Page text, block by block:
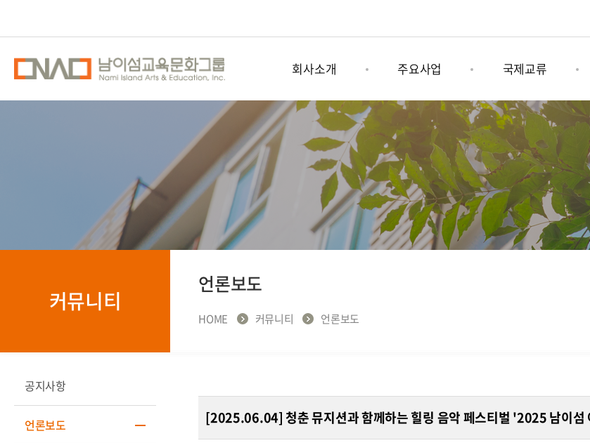
회사소개
남이섬교육문화그룹
공간소개
오시는길
주요사업
나미콩쿠르
남이섬세계책나라축제
어쿠스틱청춘페스티벌
남이섬 x 인도
국제교류
그림책 연계사업
국제문화행사
커뮤니티
공지사항
언론보도
언론보도
HOME 커뮤니티 언론보도
[2025.06.04] 청춘 뮤지션과 함께하는 힐링 음악 페스티벌 '2025 남이섬